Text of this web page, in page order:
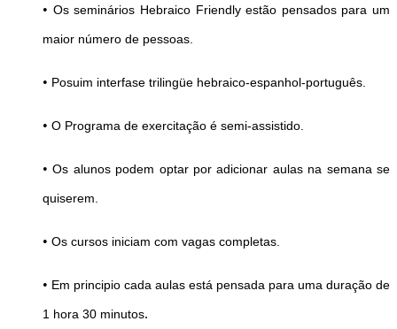
• Os seminários Hebraico Friendly estão pensados para um
maior número de pessoas.
• Posuim interfase trilingüe hebraico-espanhol-português
• O Programa de exercitação é semi-assistido.
•Os alunos podem optar por adicionar aulas na semana se
quiserem.
• Os cursos iniciam com vagas completas.
• Em principio cada aulas está pensada para uma duração de
1 hora 30 minutos.